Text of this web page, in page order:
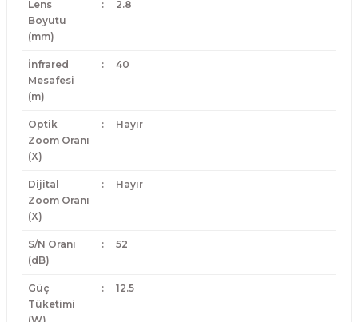
Lens
Boyutu
(mm)
: 2.8
İnfrared
Mesafesi
(m)
: 40
Optik
Zoom Oranı
(X)
: Hayır
Dijital
Zoom Oranı
(X)
: Hayır
S/N Oranı
(dB)
: 52
Güç
Tüketimi
: 12.5